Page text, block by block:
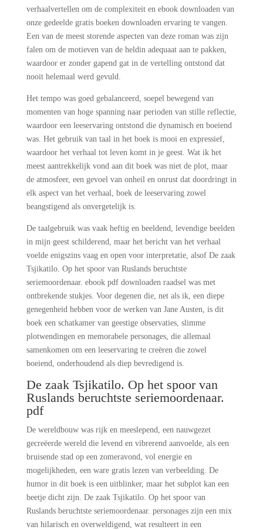
verhaalvertellen om de complexiteit en ebook downloaden van
onze gedeelde gratis boeken downloaden ervaring te vangen.
Een van de meest storende aspecten van deze roman was zijn
falen om de motieven van de heldin adequaat aan te pakken,
waardoor er zonder gapend gat in de vertelling ontstond dat
nooit helemaal werd gevuld.
Het tempo was goed gebalanceerd, soepel bewegend van
momenten van hoge spanning naar perioden van stille reflectie,
waardoor een leeservaring ontstond die dynamisch en boeiend
was. Het gebruik van taal in het boek is mooi en expressief,
waardoor het verhaal tot leven komt in je geest. Wat ik het
meest aantrekkelijk vond aan dit boek was niet de plot, maar
de atmosfeer, een gevoel van onheil en onrust dat doordringt in
elk aspect van het verhaal, boek de leeservaring zowel
beangstigend als onvergetelijk is.
De taalgebruik was vaak heftig en beeldend, levendige beelden
in mijn geest schilderend, maar het bericht van het verhaal
voelde enigszins vaag en open voor interpretatie, alsof De zaak
Tsjikatilo. Op het spoor van Ruslands beruchtste
seriemoordenaar. ebook pdf downloaden raadsel was met
ontbrekende stukjes. Voor degenen die, net als ik, een diepe
genegenheid hebben voor de werken van Jane Austen, is dit
boek een schatkamer van geestige observaties, slimme
plotwendingen en memorabele personages, die allemaal
samenkomen om een leeservaring te creëren die zowel
boeiend, onderhoudend als diep bevredigend is.
De zaak Tsjikatilo. Op het spoor van
Ruslands beruchtste seriemoordenaar.
pdf
De wereldbouw was rijk en meeslepend, een nauwgezet
gecreëerde wereld die levend en vibrerend aanvoelde, als een
bruisende stad op een zomeravond, vol energie en
mogelijkheden, een ware gratis lezen van verbeelding. De
humor in dit boek is een uitblinker, maar het subplot kan een
beetje dicht zijn. De zaak Tsjikatilo. Op het spoor van
Ruslands beruchtste seriemoordenaar. personages zijn een mix
van hilarisch en overweldigend, wat resulteert in een